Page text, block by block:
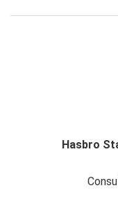
Hasbro